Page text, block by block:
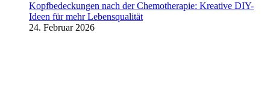
Kopfbedeckungen nach der Chemotherapie: Kreative DIY-
Ideen für mehr Lebensqualität
24. Februar 2026